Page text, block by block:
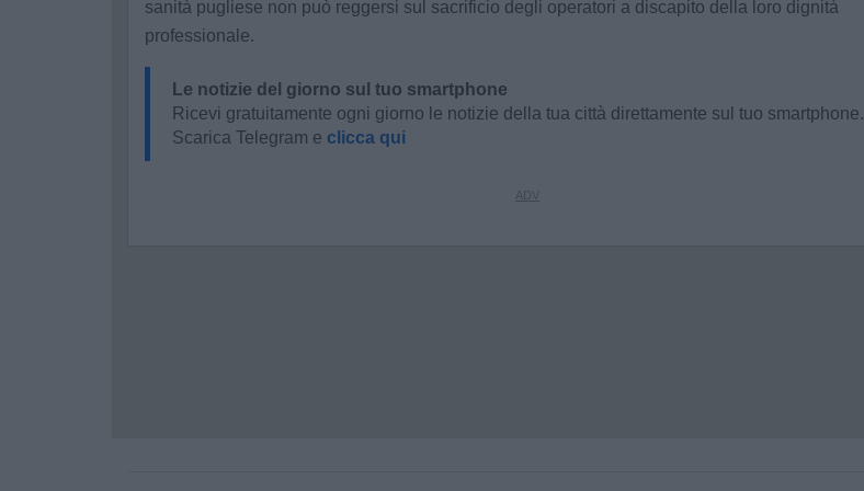
sanità pugliese non può reggersi sul sacrificio degli operatori a discapito della loro dignità
professionale.
Le notizie del giorno sul tuo smartphone
Ricevi gratuitamente ogni giorno le notizie della tua città direttamente sul tuo smartphone.
Scarica Telegram e clicca qui